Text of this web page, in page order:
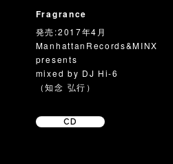
Fragrance
発売:2017年4月
ManhattanRecords&MINX
presents
mixed by DJ Hi-6
（知念 弘行）
CD